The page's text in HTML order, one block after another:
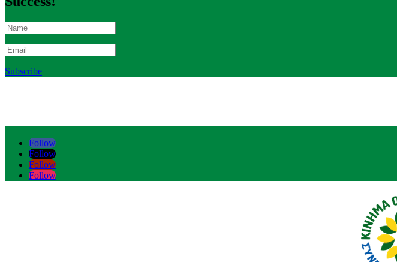
Subscribe
Follow
Follow
Follow
Follow